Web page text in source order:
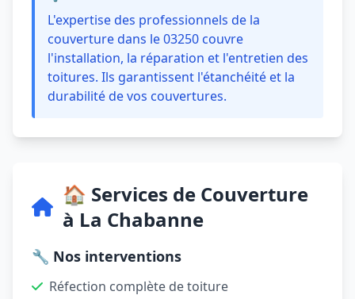
L'expertise des professionnels de la
couverture dans le 03250 couvre
l'installation, la réparation et l'entretien des
toitures. Ils garantissent l'étanchéité et la
durabilité de vos couvertures.
🏠 Services de Couverture
à La Chabanne
🔧 Nos interventions
Réfection complète de toiture